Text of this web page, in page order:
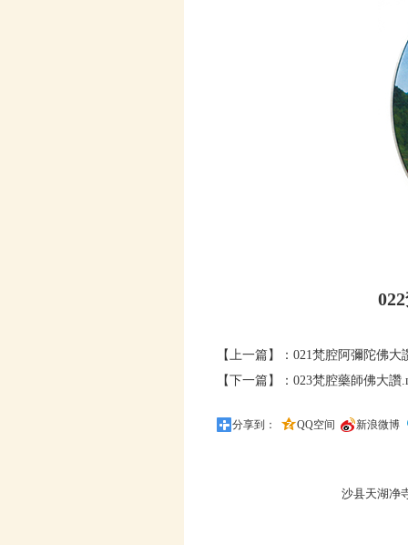
【上一篇】： 021梵腔阿彌陀佛大
【下一篇】： 023梵腔藥師佛大讚
分享到： QQ空间 新浪微博
沙县天湖净